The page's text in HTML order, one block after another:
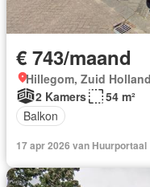
€ 743/maand
Hillegom, Zuid Holland
2 Kamers
54 m²
Balkon
17 apr 2026 van Huurportaal